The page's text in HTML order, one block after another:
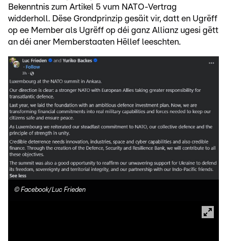
Bekenntnis zum Artikel 5 vum NATO-Vertrag
widderholl. Dëse Grondprinzip gesäit vir, datt en Ugrëff
op ee Member als Ugrëff op déi ganz Allianz ugesi gëtt
an déi aner Memberstaaten Hëllef leeschten.
© Facebook/Luc Frieden